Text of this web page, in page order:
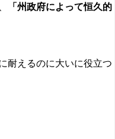
「州政府によって恒久的
耐えるのに大いに役立つ